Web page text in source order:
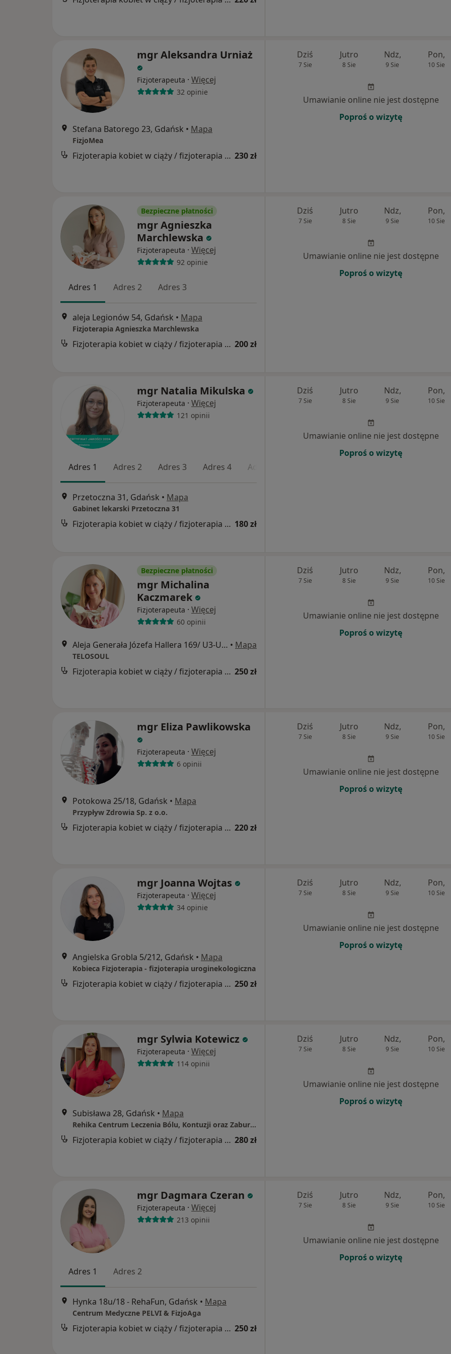
mgr Aleksandra Urniaż
Fizjoterapeuta · Więcej
32 opinie
Stefana Batorego 23, Gdańsk • Mapa
FizjoMea
Fizjoterapia kobiet w ciąży / fizjoterapia okołoporodowa 230 zł
Dziś
7 Sie
Jutro
8 Sie
Ndz,
9 Sie
Pon,
10 Sie
Umawianie online nie jest dostępne
Poproś o wizytę
Bezpieczne płatności
mgr Agnieszka
Marchlewska
Fizjoterapeuta · Więcej
92 opinie
Adres 1 Adres 2 Adres 3
aleja Legionów 54, Gdańsk • Mapa
Fizjoterapia Agnieszka Marchlewska
Fizjoterapia kobiet w ciąży / fizjoterapia okołoporodowa 200 zł
Dziś
7 Sie
Jutro
8 Sie
Ndz,
9 Sie
Pon,
10 Sie
Umawianie online nie jest dostępne
Poproś o wizytę
mgr Natalia Mikulska
Fizjoterapeuta · Więcej
121 opinii
Adres 1 Adres 2 Adres 3 Adres 4 Adres 5
Przetoczna 31, Gdańsk • Mapa
Gabinet lekarski Przetoczna 31
Fizjoterapia kobiet w ciąży / fizjoterapia okołoporodowa 180 zł
Dziś
7 Sie
Jutro
8 Sie
Ndz,
9 Sie
Pon,
10 Sie
Umawianie online nie jest dostępne
Poproś o wizytę
Bezpieczne płatności
mgr Michalina
Kaczmarek
Fizjoterapeuta · Więcej
60 opinii
Aleja Generała Józefa Hallera 169/ U3-U4, Gdańsk • Mapa
TELOSOUL
Fizjoterapia kobiet w ciąży / fizjoterapia okołoporodowa 250 zł
Dziś
7 Sie
Jutro
8 Sie
Ndz,
9 Sie
Pon,
10 Sie
Umawianie online nie jest dostępne
Poproś o wizytę
mgr Eliza Pawlikowska
Fizjoterapeuta · Więcej
6 opinii
Potokowa 25/18, Gdańsk • Mapa
Przypływ Zdrowia Sp. z o.o.
Fizjoterapia kobiet w ciąży / fizjoterapia okołoporodowa 220 zł
Dziś
7 Sie
Jutro
8 Sie
Ndz,
9 Sie
Pon,
10 Sie
Umawianie online nie jest dostępne
Poproś o wizytę
mgr Joanna Wojtas
Fizjoterapeuta · Więcej
34 opinie
Angielska Grobla 5/212, Gdańsk • Mapa
Kobieca Fizjoterapia - fizjoterapia uroginekologiczna
Fizjoterapia kobiet w ciąży / fizjoterapia okołoporodowa 250 zł
Dziś
7 Sie
Jutro
8 Sie
Ndz,
9 Sie
Pon,
10 Sie
Umawianie online nie jest dostępne
Poproś o wizytę
mgr Sylwia Kotewicz
Fizjoterapeuta · Więcej
114 opinii
Subisława 28, Gdańsk • Mapa
Rehika Centrum Leczenia Bólu, Kontuzji oraz Zaburzeń Dna Miednicy Kobiet i Mężczyzn
Fizjoterapia kobiet w ciąży / fizjoterapia okołoporodowa 280 zł
Dziś
7 Sie
Jutro
8 Sie
Ndz,
9 Sie
Pon,
10 Sie
Umawianie online nie jest dostępne
Poproś o wizytę
mgr Dagmara Czeran
Fizjoterapeuta · Więcej
213 opinii
Adres 1 Adres 2
Hynka 18u/18 - RehaFun, Gdańsk • Mapa
Centrum Medyczne PELVI & FizjoAga
Fizjoterapia kobiet w ciąży / fizjoterapia okołoporodowa 250 zł
Dziś
7 Sie
Jutro
8 Sie
Ndz,
9 Sie
Pon,
10 Sie
Umawianie online nie jest dostępne
Poproś o wizytę